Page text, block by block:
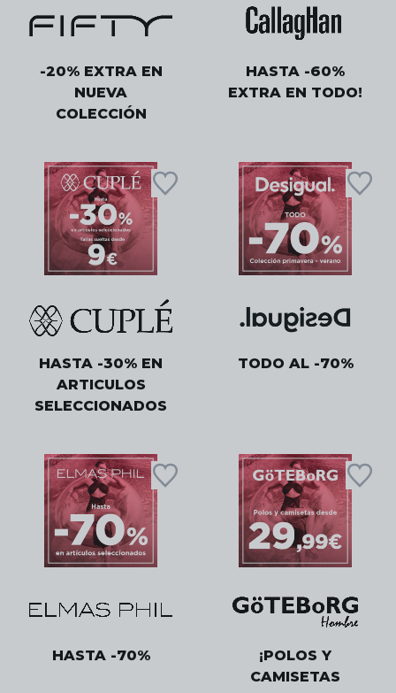
-20% EXTRA EN
NUEVA
COLECCIÓN
HASTA -60%
EXTRA EN TODO!
HASTA -30% EN
ARTICULOS
SELECCIONADOS
TODO AL -70%
HASTA -70%
¡POLOS Y
CAMISETAS